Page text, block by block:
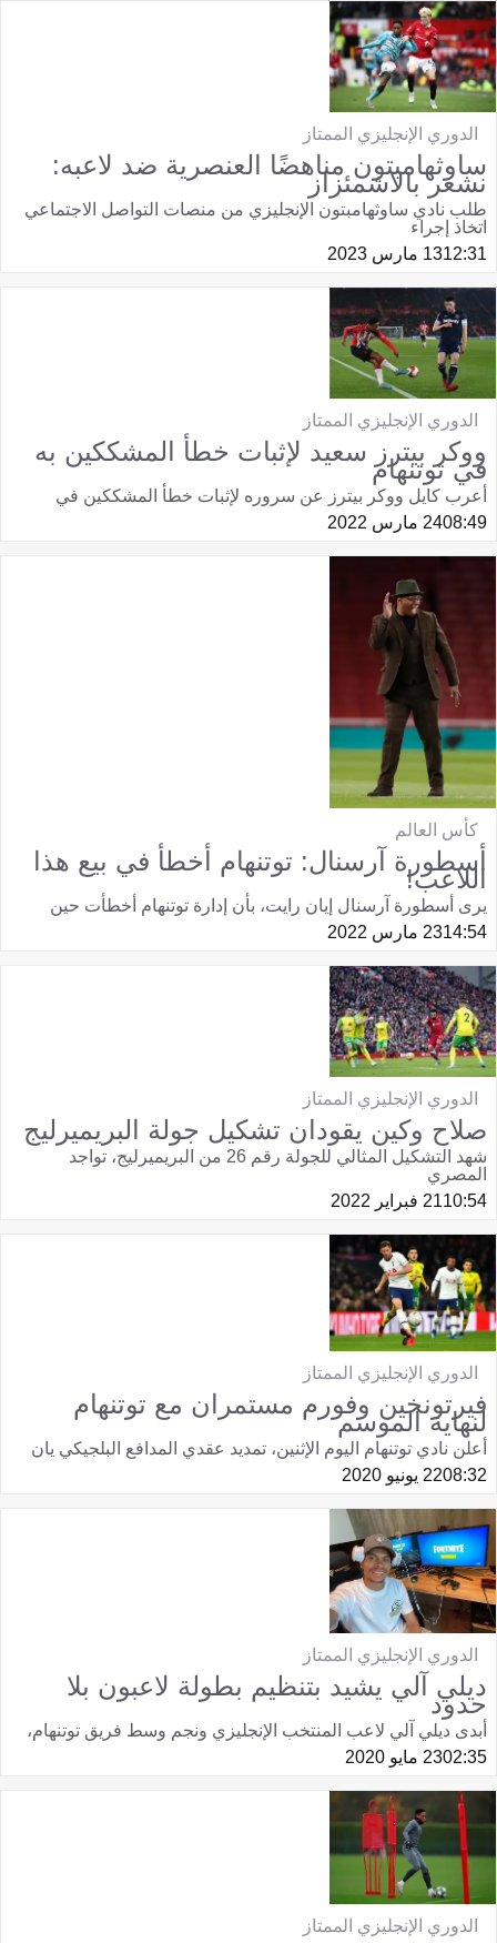
الدوري الإنجليزي الممتاز
ساوثهامبتون مناهضًا العنصرية ضد لاعبه:
نشعر بالاشمئزاز
طلب نادي ساوثهامبتون الإنجليزي من منصات التواصل الاجتماعي
اتخاذ إجراء
12:3113 مارس 2023
الدوري الإنجليزي الممتاز
ووكر بيترز سعيد لإثبات خطأ المشككين به
في توتنهام
أعرب كايل ووكر بيترز عن سروره لإثبات خطأ المشككين في
08:4924 مارس 2022
كأس العالم
أسطورة آرسنال: توتنهام أخطأ في بيع هذا
اللاعب!
يرى أسطورة آرسنال إيان رايت، بأن إدارة توتنهام أخطأت حين
14:5423 مارس 2022
الدوري الإنجليزي الممتاز
صلاح وكين يقودان تشكيل جولة البريميرليج
شهد التشكيل المثالي للجولة رقم 26 من البريميرليج، تواجد
المصري
10:5421 فبراير 2022
الدوري الإنجليزي الممتاز
فيرتونخين وفورم مستمران مع توتنهام
لنهاية الموسم
أعلن نادي توتنهام اليوم الإثنين، تمديد عقدي المدافع البلجيكي يان
08:3222 يونيو 2020
الدوري الإنجليزي الممتاز
ديلي آلي يشيد بتنظيم بطولة لاعبون بلا
حدود
أبدى ديلي آلي لاعب المنتخب الإنجليزي ونجم وسط فريق توتنهام،
02:3523 مايو 2020
الدوري الإنجليزي الممتاز